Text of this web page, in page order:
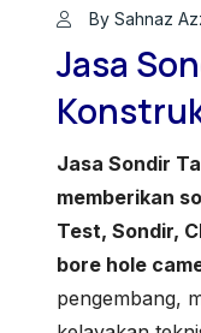
By Sahnaz
Jasa
Jasa Sondir
memberikan
Test, Sondir,
bore hole
pengembang,